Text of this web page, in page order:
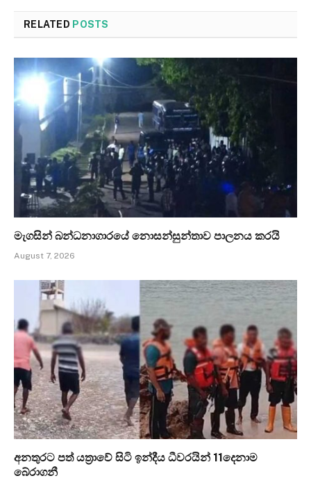
RELATED POSTS
මැගසින් බන්ධනාගාරයේ නොසන්සුන්තාව පාලනය කරයි
August 7, 2026
අනතුරට පත් යත්‍රාවේ සිටි ඉන්දීය ධීවරයින් 11දෙනාම
බේරාගනී